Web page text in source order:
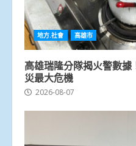
地方.社會 高雄市
高雄瑞隆分隊揭火警數
災最大危機
2026-08-07